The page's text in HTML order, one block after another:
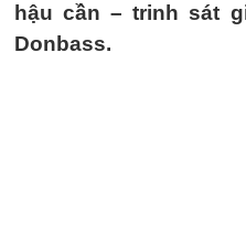
hậu cần – trinh sát
Donbass.